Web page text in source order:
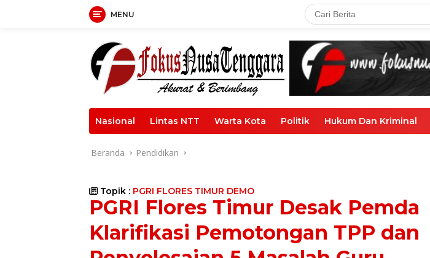
MENU
Nasional Lintas NTT Warta Kota Politik Hukum Dan Kriminal
Beranda Pendidikan
Topik : PGRI FLORES TIMUR DEMO
PGRI Flores Timur Desak Pemda
Klarifikasi Pemotongan TPP dan